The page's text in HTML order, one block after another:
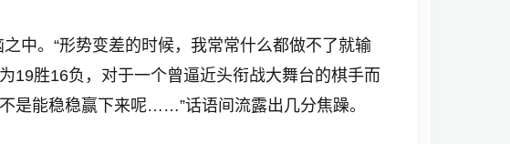
中。“形势变差的时候，我常常什么都做不了就输
19胜16负，对于一个曾逼近头衔战大舞台的棋手而
是能稳稳赢下来呢……”话语间流露出几分焦躁。